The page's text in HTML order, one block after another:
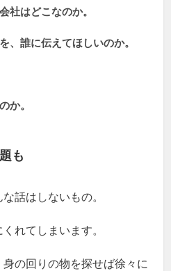
社はどこなのか。
、誰に伝えてほしいのか。
か。
も
話はしないもの。
れてしまいます。
の回りの物を探せば徐々に